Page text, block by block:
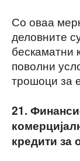
Со оваа
деловните
бескаматни
поволни
трошоци за
21.
кредити за